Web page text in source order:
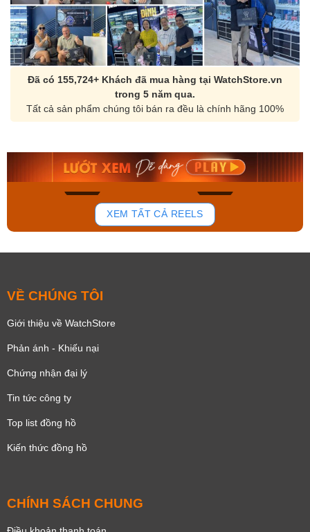
Đã có 155,724+ Khách đã mua hàng tại WatchStore.vn
trong 5 năm qua.
Tất cả sản phẩm chúng tôi bán ra đều là chính hãng 100%
168
Orient Nam RA-
Mua ngay
Casio Nam MTS-
Mua ngay
XEM TẤT CẢ REELS
VỀ CHÚNG TÔI
Giới thiệu về WatchStore
Phản ánh - Khiếu nại
Chứng nhận đại lý
Tin tức công ty
Top list đồng hồ
Kiến thức đồng hồ
CHÍNH SÁCH CHUNG